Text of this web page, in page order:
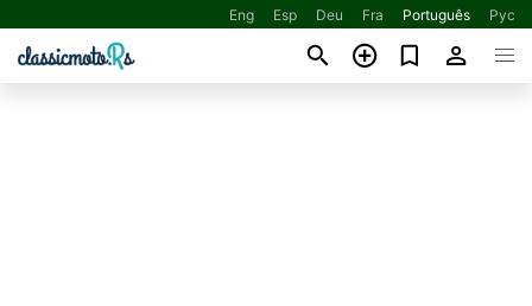
Eng Esp Deu Fra Português Рус